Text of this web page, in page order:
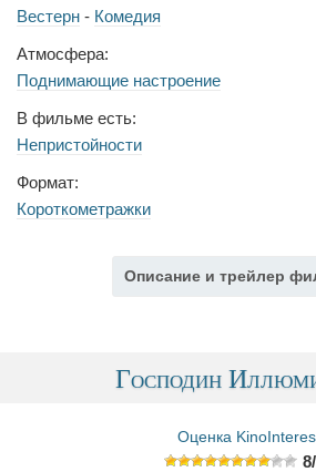
Вестерн - Комедия
Атмосфера:
Поднимающие настроение
В фильме есть:
Непристойности
Формат:
Короткометражки
Описание и трейлер
Господин
Оценка